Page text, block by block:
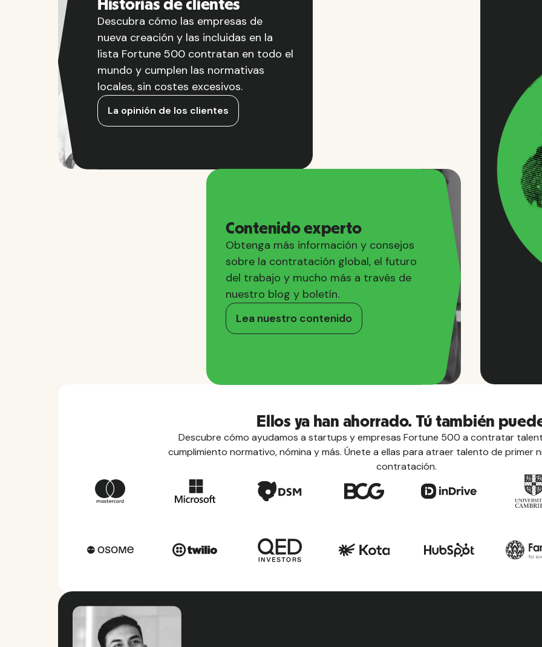
Historias de clientes
Descubra cómo las empresas de
nueva creación y las incluidas en la
lista Fortune 500 contratan en todo el
mundo y cumplen las normativas
locales, sin costes excesivos.
La opinión de los clientes
Contenido experto
Obtenga más información y consejos
sobre la contratación global, el futuro
del trabajo y mucho más a través de
nuestro blog y boletín.
Lea nuestro contenido
Ver
Ellos ya han ahorrado. Tú también
Descubre cómo ayudamos a startups y empresas Fortune 500 a contratar
cumplimiento normativo, nómina y más. Únete a ellas para atraer talento de primer
contratación.